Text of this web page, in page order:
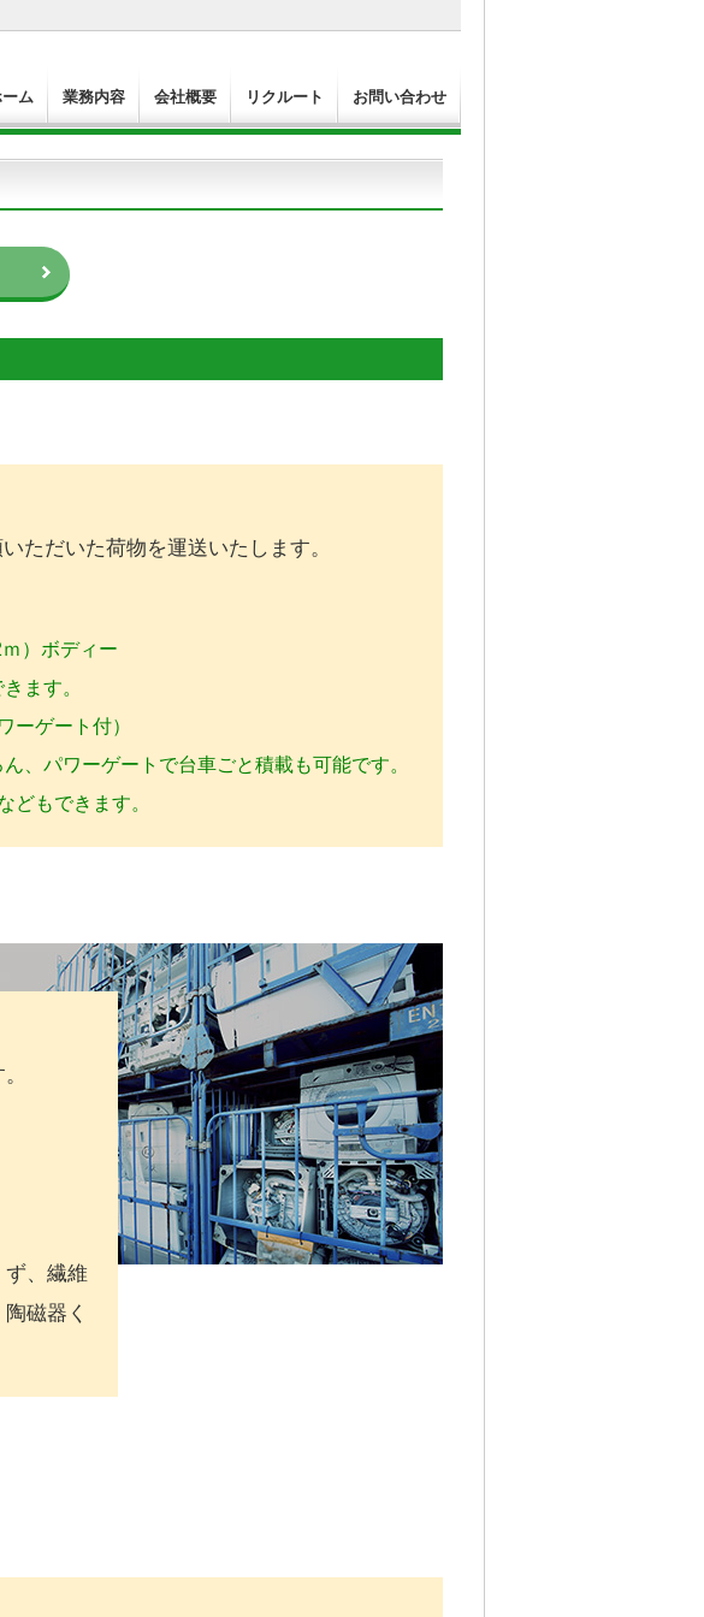
ム 業務内容 会社概要 リクルート お問い合わせ
ただいた荷物を運送いたします。
）ボディー
ます。
ーゲート付）
、パワーゲートで台車ごと積載も可能です。
どもできます。
ず、繊維
磁器く